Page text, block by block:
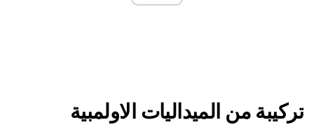
تركيبة من الميداليات الاولمبية